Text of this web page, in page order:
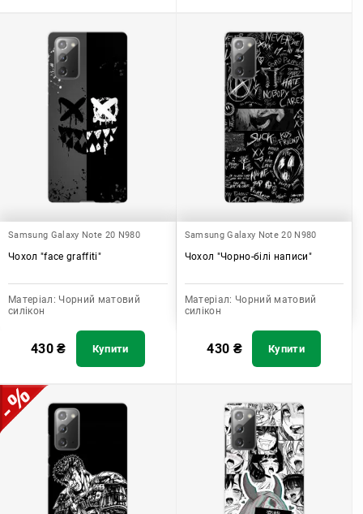
Samsung Galaxy Note 20 N980
Чохол "face graffiti"
Матеріал: Чорний матовий
силікон
430₴ Купити
Samsung Galaxy Note 20 N980
Чохол "Чорно-білі написи"
Матеріал: Чорний матовий
силікон
430 ₴ Купити